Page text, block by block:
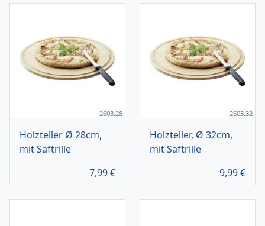
2603.28
Holzteller Ø 28cm,
mit Saftrille
7,99€
2603.32
Holzteller, Ø 32cm,
mit Saftrille
9,99€